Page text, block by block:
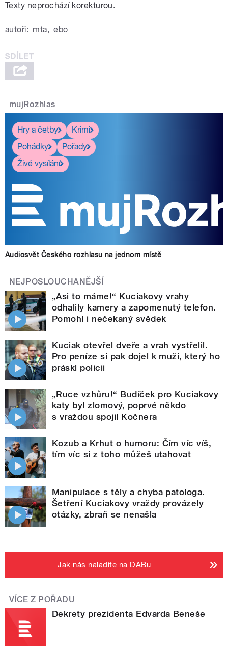
Texty neprochází korekturou.
autoři: mta, ebo
mujRozhlas
Hry a četby
Krimi
Pohádky
Pořady
Živé vysílání
Audiosvět Českého rozhlasu na jednom místě
NEJPOSLOUCHANĚJŠÍ
„Asi to máme!“ Kuciakovy vrahy
odhalily kamery a zapomenutý telefon.
Pomohl i nečekaný svědek
Kuciak otevřel dveře a vrah vystřelil.
Pro peníze si pak dojel k muži, který ho
práskl policii
„Ruce vzhůru!“ Budíček pro Kuciakovy
katy byl zlomový, poprvé někdo
s vraždou spojil Kočnera
Kozub a Krhut o humoru: Čím víc víš,
tím víc si z toho můžeš utahovat
Manipulace s těly a chyba patologa.
Šetření Kuciakovy vraždy provázely
otázky, zbraň se nenašla
Jak nás naladíte na DABu
VÍCE Z POŘADU
Dekrety prezidenta Edvarda Beneše